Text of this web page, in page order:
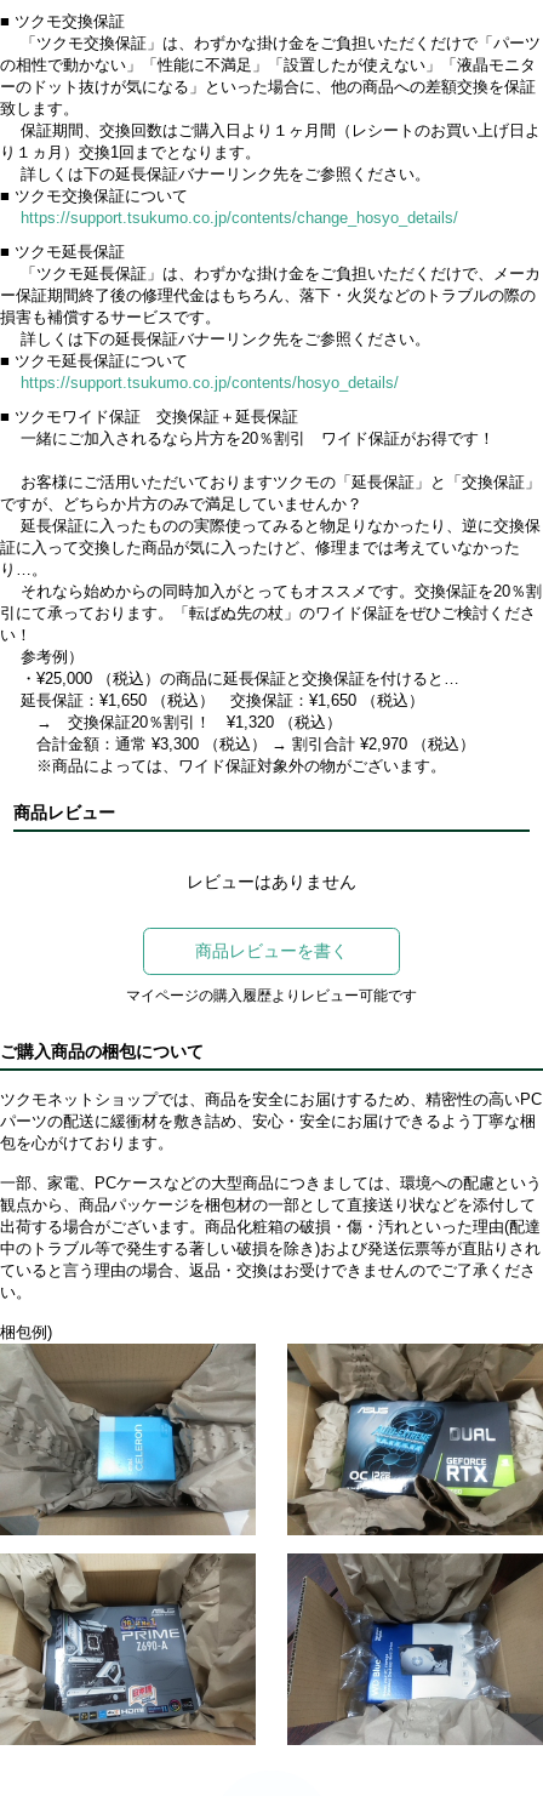
■ ツクモ交換保証
「ツクモ交換保証」は、わずかな掛け金をご負担いただくだけで「パーツ
の相性で動かない」「性能に不満足」「設置したが使えない」「液晶モニタ
ーのドット抜けが気になる」といった場合に、他の商品への差額交換を保証
致します。
保証期間、交換回数はご購入日より１ヶ月間（レシートのお買い上げ日よ
り１ヵ月）交換1回までとなります。
詳しくは下の延長保証バナーリンク先をご参照ください。
■ ツクモ交換保証について
https://support.tsukumo.co.jp/contents/change_hosyo_details/
■ ツクモ延長保証
「ツクモ延長保証」は、わずかな掛け金をご負担いただくだけで、メーカ
ー保証期間終了後の修理代金はもちろん、落下・火災などのトラブルの際の
損害も補償するサービスです。
詳しくは下の延長保証バナーリンク先をご参照ください。
■ ツクモ延長保証について
https://support.tsukumo.co.jp/contents/hosyo_details/
■ ツクモワイド保証 交換保証＋延長保証
一緒にご加入されるなら片方を20％割引 ワイド保証がお得です！
お客様にご活用いただいておりますツクモの「延長保証」と「交換保証」
ですが、どちらか片方のみで満足していませんか？
延長保証に入ったものの実際使ってみると物足りなかったり、逆に交換保
証に入って交換した商品が気に入ったけど、修理までは考えていなかった
り…。
それなら始めからの同時加入がとってもオススメです。交換保証を20％割
引にて承っております。「転ばぬ先の杖」のワイド保証をぜひご検討くださ
い！
参考例）
・¥25,000 （税込）の商品に延長保証と交換保証を付けると…
延長保証：¥1,650 （税込） 交換保証：¥1,650 （税込）
→ 交換保証20％割引！ ¥1,320 （税込）
合計金額：通常 ¥3,300 （税込） → 割引合計 ¥2,970 （税込）
※商品によっては、ワイド保証対象外の物がございます。
商品レビュー
レビューはありません
商品レビューを書く
マイページの購入履歴よりレビュー可能です
ご購入商品の梱包について
ツクモネットショップでは、商品を安全にお届けするため、精密性の高いPC
パーツの配送に緩衝材を敷き詰め、安心・安全にお届けできるよう丁寧な梱
包を心がけております。
一部、家電、PCケースなどの大型商品につきましては、環境への配慮という
観点から、商品パッケージを梱包材の一部として直接送り状などを添付して
出荷する場合がございます。商品化粧箱の破損・傷・汚れといった理由(配達
中のトラブル等で発生する著しい破損を除き)および発送伝票等が直貼りされ
ていると言う理由の場合、返品・交換はお受けできませんのでご了承くださ
い。
梱包例)